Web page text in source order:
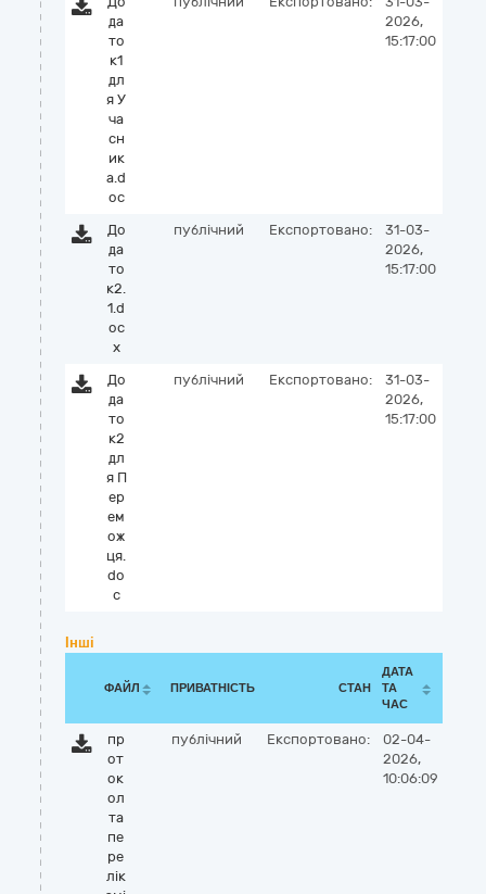
да
то
к1
дл
я У
ча
сн
ик
а.d
oc
2026,
15:17:00
До
да
то
к2.
1.d
oc
x
публічний Експортовано:
31-03-
2026,
15:17:00
До
да
то
к2
дл
я П
ер
ем
ож
ця.
do
c
публічний Експортовано:
31-03-
2026,
15:17:00
Інші
ФАЙЛ ПРИВАТНІСТЬ СТАН
ДАТА
ТА
ЧАС
пр
от
ок
ол
та
пе
ре
лік
публічний Експортовано:
02-04-
2026,
10:06:09